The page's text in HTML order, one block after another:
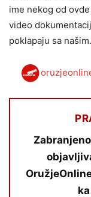
ime nekog od
video
poklapaju sa našim.